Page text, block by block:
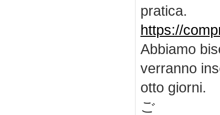
pratica.
https://
Abbiamo
verranno
otto giorni.
ご